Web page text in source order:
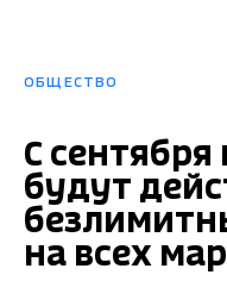
ОБЩЕСТВО
С
будут
на всех